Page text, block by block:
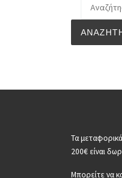
Τα
200€ είναι
Μπορείτε να